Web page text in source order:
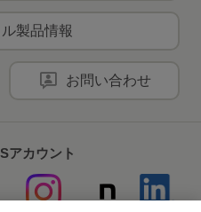
製品情報
お問い合わせ
アカウント